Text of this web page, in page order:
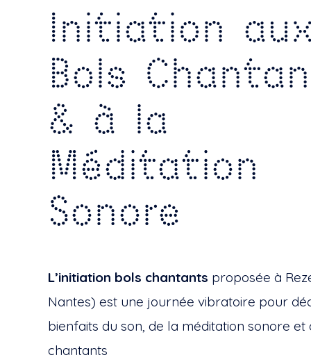
Initiation
Bols
& à la
Méditation
Sonore
L’initiation bols chantants proposée à
Nantes) est une journée vibratoire pour
bienfaits du son, de la méditation sonore et
chantants